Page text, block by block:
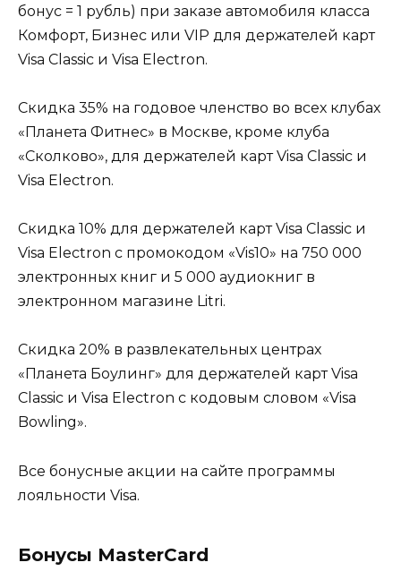
бонус = 1 рубль) при заказе автомобиля класса
Комфорт, Бизнес или VIP для держателей карт
Visa Classic и Visa Electron.
Скидка 35% на годовое членство во всех клубах
«Планета Фитнес» в Москве, кроме клуба
«Сколково», для держателей карт Visa Classic и
Visa Electron.
Скидка 10% для держателей карт Visa Classic и
Visa Electron с промокодом «Vis10» на 750 000
электронных книг и 5 000 аудиокниг в
электронном магазине Litri.
Скидка 20% в развлекательных центрах
«Планета Боулинг» для держателей карт Visa
Classic и Visa Electron с кодовым словом «Visa
Bowling».
Все бонусные акции на сайте программы
лояльности Visa.
Бонусы MasterCard